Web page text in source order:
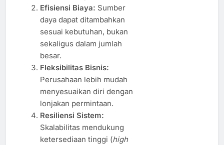
Efisiensi Biaya: Sumber
daya dapat ditambahkan
sesuai kebutuhan, bukan
sekaligus dalam jumlah
besar.
Fleksibilitas Bisnis:
Perusahaan lebih mudah
menyesuaikan diri dengan
lonjakan permintaan.
Resiliensi Sistem:
Skalabilitas mendukung
ketersediaan tinggi (high